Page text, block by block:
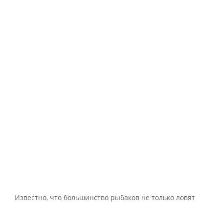
Известно, что большинство рыбаков не только ловят